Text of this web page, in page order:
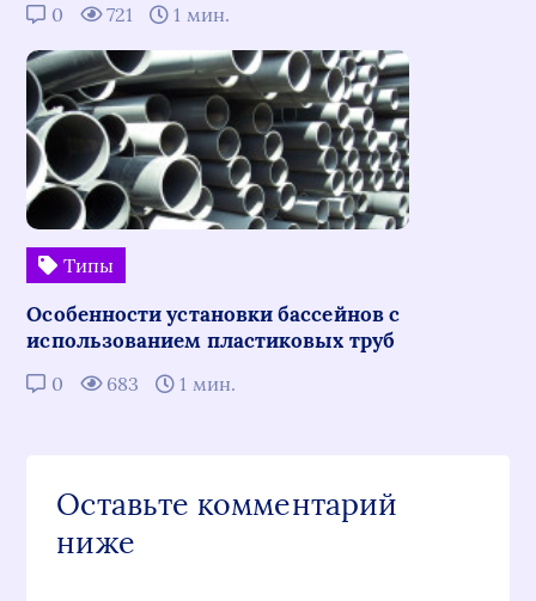
0 721 1 мин.
Типы
Особенности установки бассейнов с
использованием пластиковых труб
0 683 1 мин.
Оставьте комментарий
ниже